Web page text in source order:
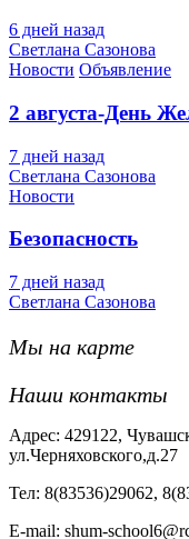
6 дней назад
Светлана Сазонова
Новости Объявление
2 августа-День
7 дней назад
Светлана Сазонова
Новости
Безопасность
7 дней назад
Светлана Сазонова
Мы на карте
Наши контакты
Адрес: 429122,
ул.Черняховского,д.27
Тел: 8(83536)29062,
Е-mail: shum-